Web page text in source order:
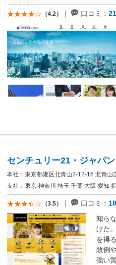
（4.2） 口コミ：
センチュリー21・ジャパン
本社：東京都港区北青山2-12-16 北青山
支社：東京 神奈川 埼玉 千葉 大阪 愛知
（3.5） 口コミ：
知ら
けた
を得
敗例
強い